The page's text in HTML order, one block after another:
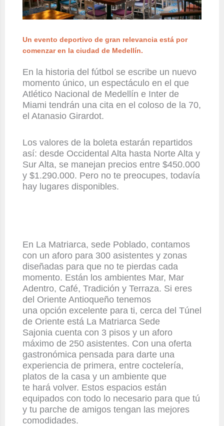
Un evento deportivo de gran relevancia está por
comenzar en la ciudad de Medellín.
En la historia del fútbol se escribe un nuevo
momento único, un espectáculo en el que
Atlético Nacional de Medellín e Inter de
Miami tendrán una cita en el coloso de la 70,
el Atanasio Girardot.
Los valores de la boleta estarán repartidos
así: desde Occidental Alta hasta Norte Alta y
Sur Alta, se manejan precios entre $450.000
y $1.290.000. Pero no te preocupes, todavía
hay lugares disponibles.
En La Matriarca, sede Poblado, contamos
con un aforo para 300 asistentes y zonas
diseñadas para que no te pierdas cada
momento. Están los ambientes Mar, Mar
Adentro, Café, Tradición y Terraza. Si eres
del Oriente Antioqueño tenemos
una opción excelente para ti, cerca del Túnel
de Oriente está La Matriarca Sede
Sajonia cuenta con 3 pisos y un aforo
máximo de 250 asistentes. Con una oferta
gastronómica pensada para darte una
experiencia de primera, entre coctelería,
platos de la casa y un ambiente que
te hará volver. Estos espacios están
equipados con todo lo necesario para que tú
y tu parche de amigos tengan las mejores
comodidades.